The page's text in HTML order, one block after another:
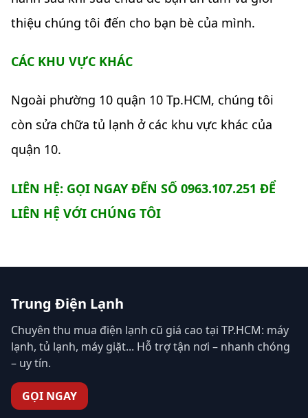
thiệu chúng tôi đến cho bạn bè của mình.
CÁC KHU VỰC KHÁC
Ngoài phường 10 quận 10 Tp.HCM, chúng tôi
còn sửa chữa tủ lạnh ở các khu vực khác của
quận 10.
LIÊN HỆ: GỌI NGAY ĐẾN SỐ 0963.107.251 ĐỂ
LIÊN HỆ VỚI CHÚNG TÔI
Trung Điện Lạnh
Chuyên thu mua điện lạnh cũ giá cao tại TP.HCM: máy
lạnh, tủ lạnh, máy giặt... Hỗ trợ tận nơi – nhanh chóng
– uy tín.
GỌI NGAY